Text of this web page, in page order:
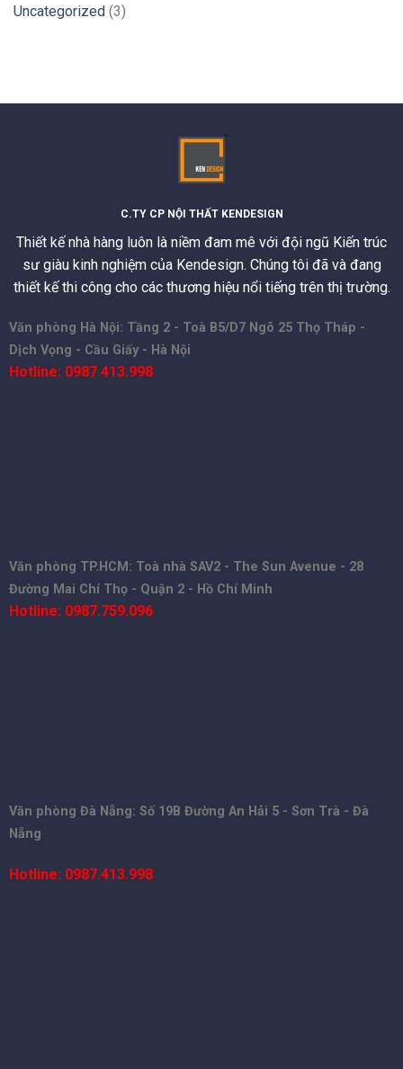
Uncategorized (3)
C.TY CP NỘI THẤT KENDESIGN
Thiết kế nhà hàng luôn là niềm đam mê với đội ngũ Kiến trúc
sư giàu kinh nghiệm của Kendesign. Chúng tôi đã và đang
thiết kế thi công cho các thương hiệu nổi tiếng trên thị trường.
Văn phòng Hà Nội: Tầng 2 - Toà B5/D7 Ngõ 25 Thọ Tháp -
Dịch Vọng - Cầu Giấy - Hà Nội
Hotline: 0987.413.998
Văn phòng TP.HCM: Toà nhà SAV2 - The Sun Avenue - 28
Đường Mai Chí Thọ - Quận 2 - Hồ Chí Minh
Hotline: 0987.759.096
Văn phòng Đà Nẵng: Số 19B Đường An Hải 5 - Sơn Trà - Đà
Nẵng
Hotline: 0987.413.998